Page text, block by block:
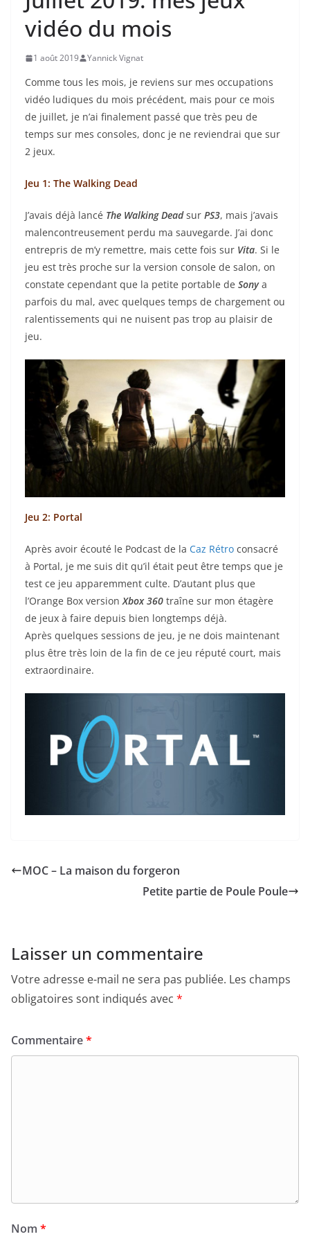
vidéo du mois
1 août 2019 Yannick Vignat
Comme tous les mois, je reviens sur mes occupations
vidéo ludiques du mois précédent, mais pour ce mois
de juillet, je n’ai finalement passé que très peu de
temps sur mes consoles, donc je ne reviendrai que sur
2 jeux.
Jeu 1: The Walking Dead
J’avais déjà lancé The Walking Deadsur PS3, mais j’avais
malencontreusement perdu ma sauvegarde. J’ai donc
entrepris de m’y remettre, mais cette fois sur Vita. Si le
jeu est très proche sur la version console de salon, on
constate cependant que la petite portable de Sonya
parfois du mal, avec quelques temps de chargement ou
ralentissements qui ne nuisent pas trop au plaisir de
jeu.
Jeu 2: Portal
Après avoir écouté le Podcast de la Caz Rétro consacré
à Portal, je me suis dit qu’il était peut être temps que je
test ce jeu apparemment culte. D’autant plus que
l’Orange Box versionXbox 360 traîne sur mon étagère
de jeux à faire depuis bien longtemps déjà.
Après quelques sessions de jeu, je ne dois maintenant
plus être très loin de la fin de ce jeu réputé court, mais
extraordinaire.
MOC – La maison du forgeron
Petite partie de Poule Poule
Laisser un commentaire
Votre adresse e-mail ne sera pas publiée. Les champs
obligatoires sont indiqués avec *
Commentaire*
Nom *